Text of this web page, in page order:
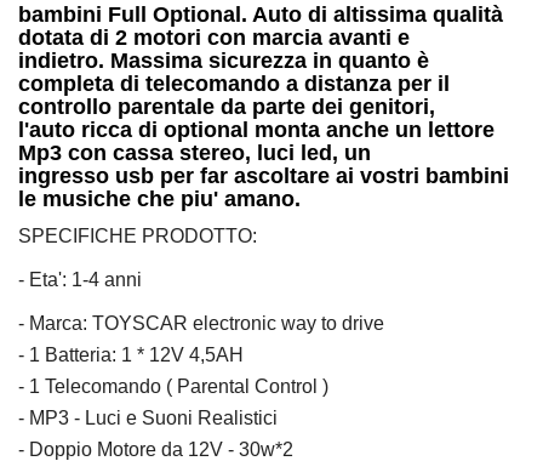
bambini Full Optional. Auto di altissima qualità
dotata di 2 motori con marcia avanti e
indietro. Massima sicurezza in quanto è
completa di telecomando a distanza per il
controllo parentale da parte dei genitori,
l'auto ricca di optional monta anche un lettore
Mp3 con cassa stereo, luci led, un
ingresso usb per far ascoltare ai vostri bambini
le musiche che piu' amano.
SPECIFICHE PRODOTTO:
- Eta': 1-4 anni
- Marca: TOYSCAR electronic way to drive
- 1 Batteria: 1 * 12V 4,5AH
- 1 Telecomando ( Parental Control )
- MP3 - Luci e Suoni Realistici
- Doppio Motore da 12V - 30w*2